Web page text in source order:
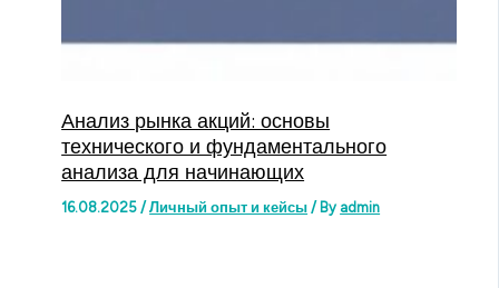
Анализ рынка акций: основы
технического и фундаментального
анализа для начинающих
16.08.2025/Личный опыт и кейсы / By admin